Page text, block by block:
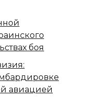
боя
авиацией